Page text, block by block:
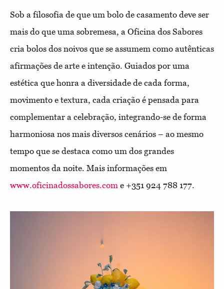
Sob a filosofia de que um bolo de casamento deve ser
mais do que uma sobremesa, a Oficina dos Sabores
cria bolos dos noivos que se assumem como autênticas
afirmações de arte e intenção. Guiados por uma
estética que honra a diversidade de cada forma,
movimento e textura, cada criação é pensada para
complementar a celebração, integrando-se de forma
harmoniosa nos mais diversos cenários – ao mesmo
tempo que se destaca como um dos grandes
momentos da noite. Mais informações em
www.oficinadossabores.com e +351 924 788 177.